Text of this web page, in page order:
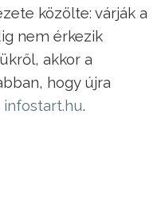
közölte: várják a
nem érkezik
akkor a
hogy újra
infostart.hu.